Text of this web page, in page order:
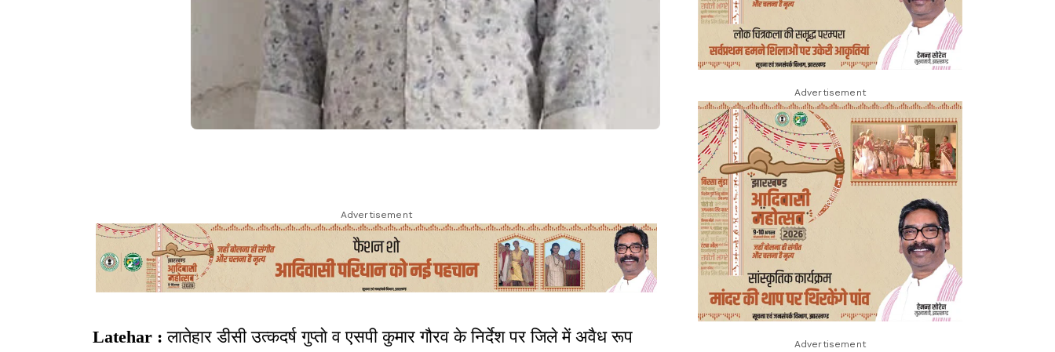
Advertisement
Latehar :लातेहार डीसी उत्कदर्ष गुप्ताे व एसपी कुमार गौरव के निर्देश पर जिले में अवैध रूप
Advertisement
Advertisement